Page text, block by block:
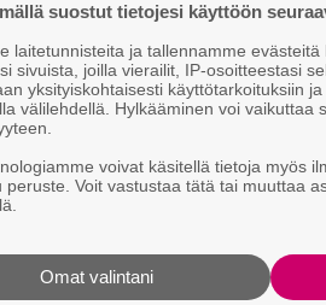
suostut tietojesi käyttöön
laitetunnisteita ja tallennamme
sivuista, joilla vierailit, IP-osoitteestasi
yksityiskohtaisesti käyttötarkoituksiin
välilehdellä. Hylkääminen voi vaikuttaa
voivat käsitellä tietoja myös
peruste. Voit vastustaa tätä tai muuttaa
Omat valintani